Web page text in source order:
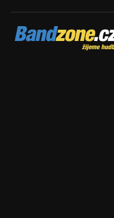
Bandzone.cz
žijeme hudbou